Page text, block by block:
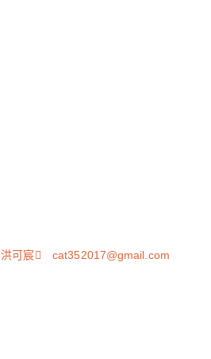
洪可宸 cat352017@gmail.com